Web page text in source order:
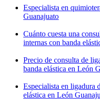
Especialista en
Guanajuato
Cuánto cuesta una
internas con banda
Precio de consulta de
banda elástica en León
Especialista en ligadura
elástica en León